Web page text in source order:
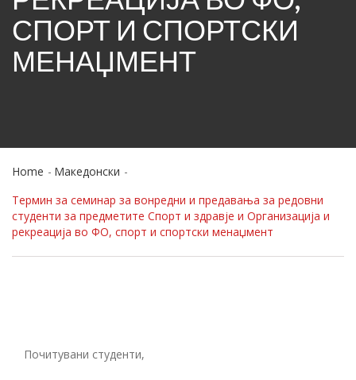
СПОРТ И СПОРТСКИ
МЕНАЏМЕНТ
Home
Македонски
Термин за семинар за вонредни и предавања за редовни
студенти за предметите Спорт и здравје и Организација и
рекреација во ФО, спорт и спортски менаџмент
Почитувани студенти,